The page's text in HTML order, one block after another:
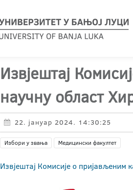
Извјештај
научну област
22. јануар 2024. 14:30:25
Избори у звања Медицински факултет
Извјештај Комисије о пријављеним